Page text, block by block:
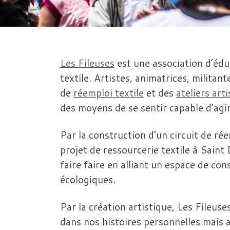
Les Fileuses est une association
textile. Artistes, animatrices,
de réemploi textile et des ateliers
des moyens de se sentir capable
Par la construction d’un circuit de
projet de ressourcerie textile à Saint
faire faire en alliant un espace de
écologiques.
Par la création artistique, Les
dans nos histoires personnelles